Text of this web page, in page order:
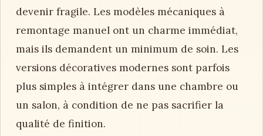
devenir fragile. Les modèles mécaniques à
remontage manuel ont un charme immédiat,
mais ils demandent un minimum de soin. Les
versions décoratives modernes sont parfois
plus simples à intégrer dans une chambre ou
un salon, à condition de ne pas sacrifier la
qualité de finition.